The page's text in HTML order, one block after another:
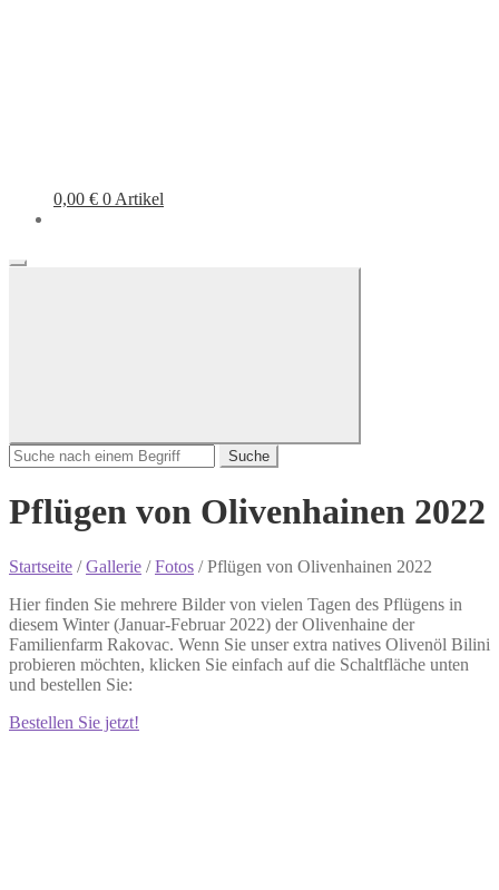
0,00 € 0 Artikel
Suche
Pflügen von Olivenhainen 2022
Startseite /Gallerie /Fotos /Pflügen von Olivenhainen 2022
Hier finden Sie mehrere Bilder von vielen Tagen des Pflügens in
diesem Winter (Januar-Februar 2022) der Olivenhaine der
Familienfarm Rakovac. Wenn Sie unser extra natives Olivenöl Bilini
probieren möchten, klicken Sie einfach auf die Schaltfläche unten
und bestellen Sie:
Bestellen Sie jetzt!